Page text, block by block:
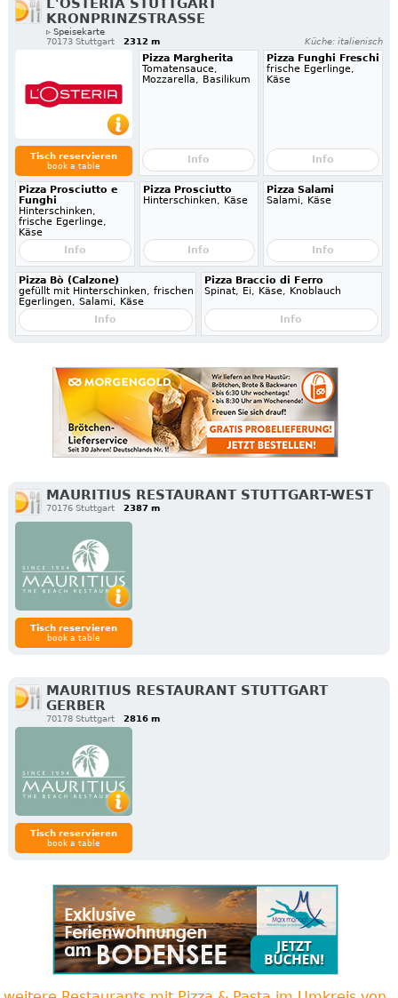
L'OSTERIA STUTTGART
KRONPRINZSTRASSE
▹ Speisekarte
70173 Stuttgart
2312 m Küche: italienisch
Tisch reservieren
book a table
Pizza Margherita
Tomatensauce,
Mozzarella, Basilikum
Info
Pizza Funghi Freschi
frische Egerlinge,
Käse
Info
Pizza Prosciutto e
Funghi
Hinterschinken,
frische Egerlinge,
Käse
Info
Pizza Prosciutto
Hinterschinken, Käse
Info
Pizza Salami
Salami, Käse
Info
Pizza Bò (Calzone)
gefüllt mit Hinterschinken, frischen
Egerlingen, Salami, Käse
Info
Pizza Braccio di Ferro
Spinat, Ei, Käse, Knoblauch
Info
MAURITIUS RESTAURANT STUTTGART-WEST
70176 Stuttgart 2387 m
Tisch reservieren
book a table
MAURITIUS RESTAURANT STUTTGART
GERBER
70178 Stuttgart 2816 m
Tisch reservieren
book a table